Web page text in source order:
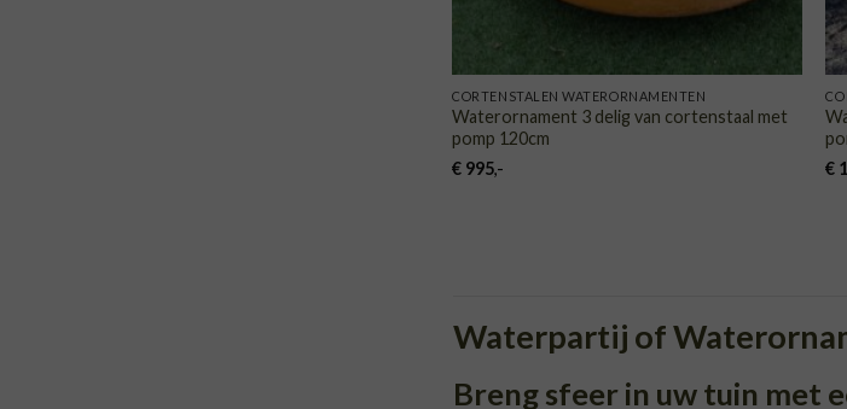
CORTENSTALEN WATERORNAMENTEN
Waterornament 3 delig van cortenstaal met
pomp 120cm
€ 995,-
€
Waterpartij of
Breng sfeer in uw tuin met